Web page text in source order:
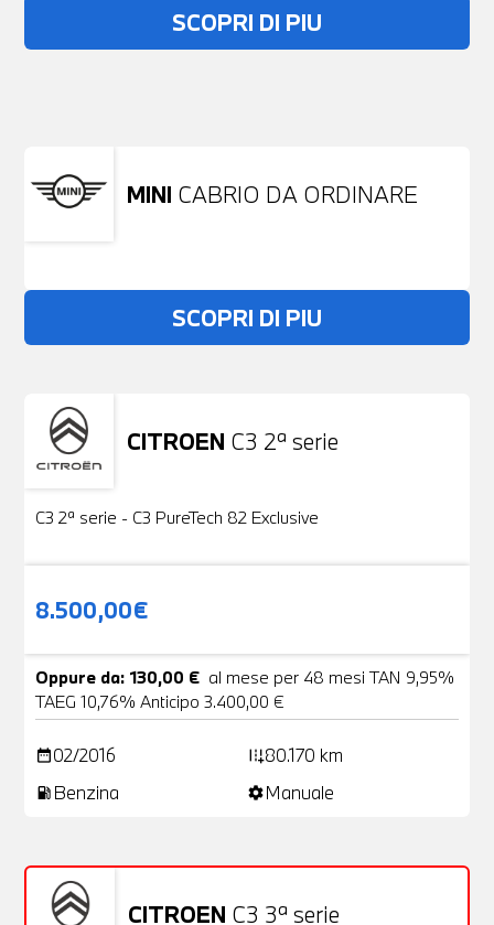
SCOPRI DI PIU
Non stai trovando ciò che cerchi?
MINI CABRIO DA ORDINARE
SCOPRI DI PIU
CITROEN C3 2ª serie
Usato
C3 2ª serie - C3 PureTech 82 Exclusive
8.500,00€
Oppure da: 130,00 € al mese per 48 mesi TAN 9,95%
TAEG 10,76% Anticipo 3.400,00 €
date_range02/2016 add_road80.170 km
local_gas_station Benzina settingsManuale
CITROEN C3 3ª serie